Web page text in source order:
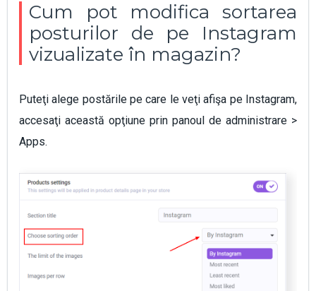
Cum pot modifica sortarea
posturilor de pe Instagram
vizualizate în magazin?
Puteţi alege postările pe care le veţi afişa pe Instagram,
accesaţi această opţiune prin panoul de administrare >
Apps.